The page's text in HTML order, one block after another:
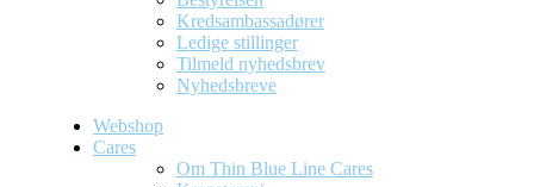
Kredsambassadører
Ledige stillinger
Tilmeld nyhedsbrev
Nyhedsbreve
Webshop
Cares
Om Thin Blue Line Cares